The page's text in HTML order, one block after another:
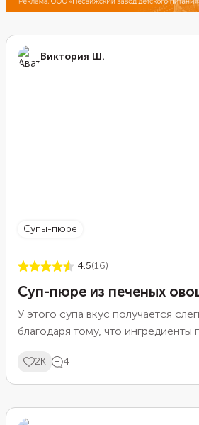
Виктория Ш.
супы-пюре
4.5(16)
Суп-пюре из печеных
У этого супа вкус получается
благодаря тому, что ингредиенты
добавьте в блюдо немного
Чеснок дополнит суп приятной
запекания его вкус станет
2K 4